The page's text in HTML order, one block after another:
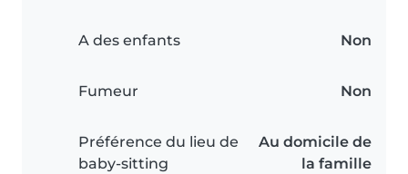
A des enfants Non
Fumeur Non
Préférence du lieu de
baby-sitting
Au domicile de
la famille